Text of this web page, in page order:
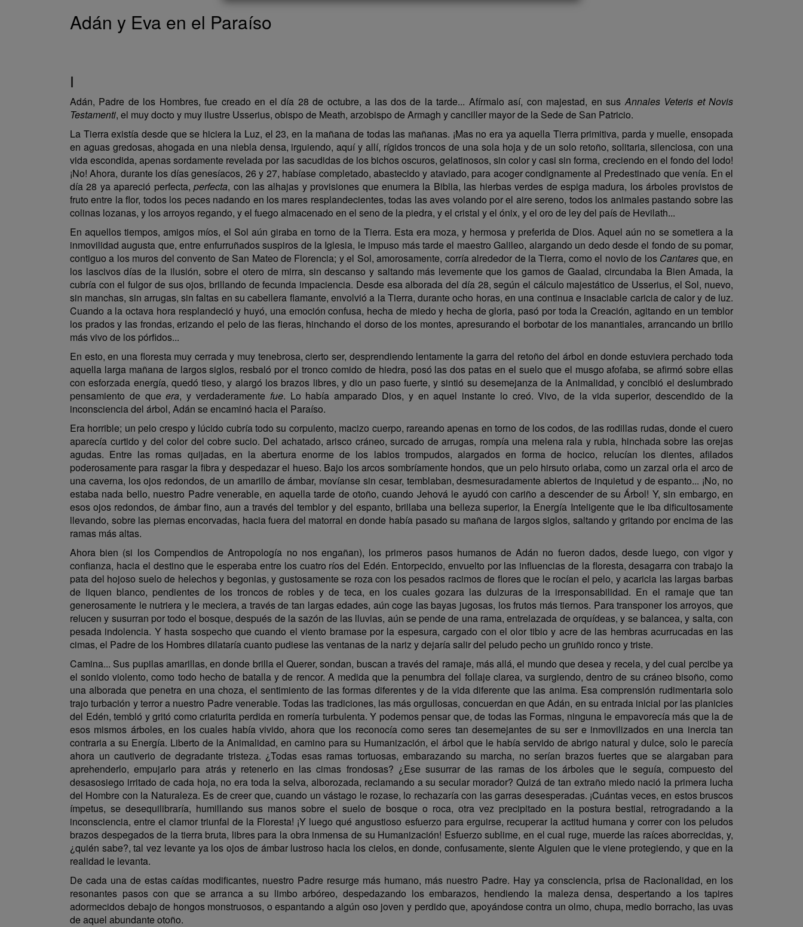
Adán y Eva en el Paraíso
I
Adán, Padre de los Hombres, fue creado en el día 28 de octubre, a las dos de la tarde... Afírmalo así, con majestad, en susAnnales Veteris et Novis
Testamenti, el muy docto y muy ilustre Usserius, obispo de Meath, arzobispo de Armagh y canciller mayor de la Sede de San Patricio.
La Tierra existía desde que se hiciera la Luz, el 23, en la mañana de todas las mañanas. ¡Mas no era ya aquella Tierra primitiva, parda y muelle, ensopada
en aguas gredosas, ahogada en una niebla densa, irguiendo, aquí y allí, rígidos troncos de una sola hoja y de un solo retoño, solitaria, silenciosa, con una
vida escondida, apenas sordamente revelada por las sacudidas de los bichos oscuros, gelatinosos, sin color y casi sin forma, creciendo en el fondo del lodo!
¡No! Ahora, durante los días genesíacos, 26 y 27, habíase completado, abastecido y ataviado, para acoger condignamente al Predestinado que venía. En el
día 28 ya apareció perfecta,perfecta, con las alhajas y provisiones que enumera la Biblia, las hierbas verdes de espiga madura, los árboles provistos de
fruto entre la flor, todos los peces nadando en los mares resplandecientes, todas las aves volando por el aire sereno, todos los animales pastando sobre las
colinas lozanas, y los arroyos regando, y el fuego almacenado en el seno de la piedra, y el cristal y el ónix, y el oro de ley del país de Hevilath...
En aquellos tiempos, amigos míos, el Sol aún giraba en torno de la Tierra. Esta era moza, y hermosa y preferida de Dios. Aquel aún no se sometiera a la
inmovilidad augusta que, entre enfurruñados suspiros de la Iglesia, le impuso más tarde el maestro Galileo, alargando un dedo desde el fondo de su pomar,
contiguo a los muros del convento de San Mateo de Florencia; y el Sol, amorosamente, corría alrededor de la Tierra, como el novio de los Cantares que, en
los lascivos días de la ilusión, sobre el otero de mirra, sin descanso y saltando más levemente que los gamos de Gaalad, circundaba la Bien Amada, la
cubría con el fulgor de sus ojos, brillando de fecunda impaciencia. Desde esa alborada del día 28, según el cálculo majestático de Usserius, el Sol, nuevo,
sin manchas, sin arrugas, sin faltas en su cabellera flamante, envolvió a la Tierra, durante ocho horas, en una continua e insaciable caricia de calor y de luz.
Cuando a la octava hora resplandeció y huyó, una emoción confusa, hecha de miedo y hecha de gloria, pasó por toda la Creación, agitando en un temblor
los prados y las frondas, erizando el pelo de las fieras, hinchando el dorso de los montes, apresurando el borbotar de los manantiales, arrancando un brillo
más vivo de los pórfidos...
En esto, en una floresta muy cerrada y muy tenebrosa, cierto ser, desprendiendo lentamente la garra del retoño del árbol en donde estuviera perchado toda
aquella larga mañana de largos siglos, resbaló por el tronco comido de hiedra, posó las dos patas en el suelo que el musgo afofaba, se afirmó sobre ellas
con esforzada energía, quedó tieso, y alargó los brazos libres, y dio un paso fuerte, y sintió su desemejanza de la Animalidad, y concibió el deslumbrado
pensamiento de queera, y verdaderamente fue. Lo había amparado Dios, y en aquel instante lo creó. Vivo, de la vida superior, descendido de la
inconsciencia del árbol, Adán se encaminó hacia el Paraíso.
Era horrible; un pelo crespo y lúcido cubría todo su corpulento, macizo cuerpo, rareando apenas en torno de los codos, de las rodillas rudas, donde el cuero
aparecía curtido y del color del cobre sucio. Del achatado, arisco cráneo, surcado de arrugas, rompía una melena rala y rubia, hinchada sobre las orejas
agudas. Entre las romas quijadas, en la abertura enorme de los labios trompudos, alargados en forma de hocico, relucían los dientes, afilados
poderosamente para rasgar la fibra y despedazar el hueso. Bajo los arcos sombríamente hondos, que un pelo hirsuto orlaba, como un zarzal orla el arco de
una caverna, los ojos redondos, de un amarillo de ámbar, movíanse sin cesar, temblaban, desmesuradamente abiertos de inquietud y de espanto... ¡No, no
estaba nada bello, nuestro Padre venerable, en aquella tarde de otoño, cuando Jehová le ayudó con cariño a descender de su Árbol! Y, sin embargo, en
esos ojos redondos, de ámbar fino, aun a través del temblor y del espanto, brillaba una belleza superior, la Energía Inteligente que le iba dificultosamente
llevando, sobre las piernas encorvadas, hacia fuera del matorral en donde había pasado su mañana de largos siglos, saltando y gritando por encima de las
ramas más altas.
Ahora bien (si los Compendios de Antropología no nos engañan), los primeros pasos humanos de Adán no fueron dados, desde luego, con vigor y
confianza, hacia el destino que le esperaba entre los cuatro ríos del Edén. Entorpecido, envuelto por las influencias de la floresta, desagarra con trabajo la
pata del hojoso suelo de helechos y begonias, y gustosamente se roza con los pesados racimos de flores que le rocían el pelo, y acaricia las largas barbas
de liquen blanco, pendientes de los troncos de robles y de teca, en los cuales gozara las dulzuras de la irresponsabilidad. En el ramaje que tan
generosamente le nutriera y le meciera, a través de tan largas edades, aún coge las bayas jugosas, los frutos más tiernos. Para transponer los arroyos, que
relucen y susurran por todo el bosque, después de la sazón de las lluvias, aún se pende de una rama, entrelazada de orquídeas, y se balancea, y salta, con
pesada indolencia. Y hasta sospecho que cuando el viento bramase por la espesura, cargado con el olor tibio y acre de las hembras acurrucadas en las
cimas, el Padre de los Hombres dilataría cuanto pudiese las ventanas de la nariz y dejaría salir del peludo pecho un gruñido ronco y triste.
Camina... Sus pupilas amarillas, en donde brilla el Querer, sondan, buscan a través del ramaje, más allá, el mundo que desea y recela, y del cual percibe ya
el sonido violento, como todo hecho de batalla y de rencor. A medida que la penumbra del follaje clarea, va surgiendo, dentro de su cráneo bisoño, como
una alborada que penetra en una choza, el sentimiento de las formas diferentes y de la vida diferente que las anima. Esa comprensión rudimentaria solo
trajo turbación y terror a nuestro Padre venerable. Todas las tradiciones, las más orgullosas, concuerdan en que Adán, en su entrada inicial por las planicies
del Edén, tembló y gritó como criaturita perdida en romería turbulenta. Y podemos pensar que, de todas las Formas, ninguna le empavorecía más que la de
esos mismos árboles, en los cuales había vivido, ahora que los reconocía como seres tan desemejantes de su ser e inmovilizados en una inercia tan
contraria a su Energía. Liberto de la Animalidad, en camino para su Humanización, el árbol que le había servido de abrigo natural y dulce, solo le parecía
ahora un cautiverio de degradante tristeza. ¿Todas esas ramas tortuosas, embarazando su marcha, no serían brazos fuertes que se alargaban para
aprehenderlo, empujarlo para atrás y retenerlo en las cimas frondosas? ¿Ese susurrar de las ramas de los árboles que le seguía, compuesto del
desasosiego irritado de cada hoja, no era toda la selva, alborozada, reclamando a su secular morador? Quizá de tan extraño miedo nació la primera lucha
del Hombre con la Naturaleza. Es de creer que, cuando un vástago le rozase, lo rechazaría con las garras desesperadas. ¡Cuántas veces, en estos bruscos
ímpetus, se desequilibraría, humillando sus manos sobre el suelo de bosque o roca, otra vez precipitado en la postura bestial, retrogradando a la
inconsciencia, entre el clamor triunfal de la Floresta! ¡Y luego qué angustioso esfuerzo para erguirse, recuperar la actitud humana y correr con los peludos
brazos despegados de la tierra bruta, libres para la obra inmensa de su Humanización! Esfuerzo sublime, en el cual ruge, muerde las raíces aborrecidas, y,
¿quién sabe?, tal vez levante ya los ojos de ámbar lustroso hacia los cielos, en donde, confusamente, siente Alguien que le viene protegiendo, y que en la
realidad le levanta.
De cada una de estas caídas modificantes, nuestro Padre resurge más humano, más nuestro Padre. Hay ya consciencia, prisa de Racionalidad, en los
resonantes pasos con que se arranca a su limbo arbóreo, despedazando los embarazos, hendiendo la maleza densa, despertando a los tapires
adormecidos debajo de hongos monstruosos, o espantando a algún oso joven y perdido que, apoyándose contra un olmo, chupa, medio borracho, las uvas
de aquel abundante otoño.